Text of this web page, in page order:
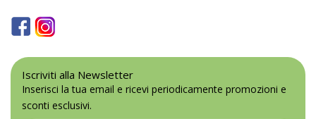
Iscriviti alla Newsletter
Inserisci la tua email e ricevi periodicamente promozioni e
sconti esclusivi.